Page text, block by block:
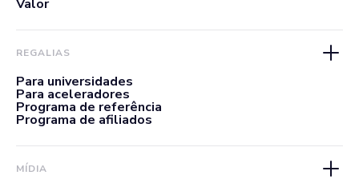
Valor
REGALIAS
Para universidades
Para aceleradores
Programa de referência
Programa de afiliados
MÍDIA